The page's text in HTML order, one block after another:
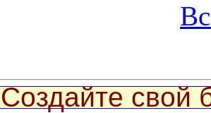
Создайте свой